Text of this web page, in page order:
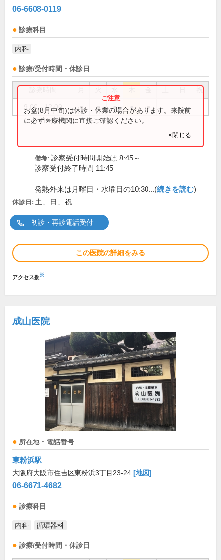
06-6608-0119
診療科目
内科
診療/受付時間・休診日
祝
9:00～12:00 ● ● ● ● ●
お盆(8月中旬)は休診・休業の場合があります。来院前
に必ず医療機関に直接ご確認ください。
×閉じる
備考: 診察受付時間開始は 8:45～
診察受付終了時間 11:45
発熱外来は月曜日・水曜日の10:30...(続きを読む)
休診日: 土、日、祝
初診・再診電話受付
この医院の詳細をみる
アクセス数※
成山医院
所在地・電話番号
東粉浜駅
大阪府大阪市住吉区東粉浜3丁目23-24 [地図]
06-6671-4682
診療科目
内科 循環器科
診療/受付時間・休診日